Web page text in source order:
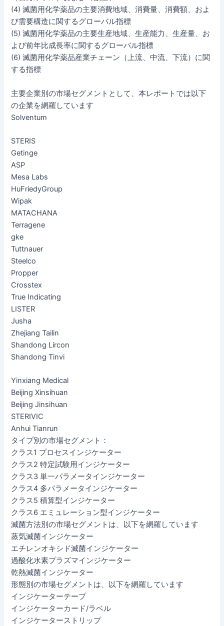
(4) 滅菌用化学薬品の主要消費地域、消費量、消費額、およ
び需要構造に関するグローバル指標
(5) 滅菌用化学薬品の主要生産地域、生産能力、生産量、お
よび前年比成長率に関するグローバル指標
(6) 滅菌用化学薬品産業チェーン（上流、中流、下流）に関
する指標
主要企業別の市場セグメントとして、本レポートでは以下
の企業を網羅しています
Solventum
STERIS
Getinge
ASP
Mesa Labs
HuFriedyGroup
Wipak
MATACHANA
Terragene
gke
Tuttnauer
Steelco
Propper
Crosstex
True Indicating
LISTER
Jusha
Zhejiang Tailin
Shandong Lircon
Shandong Tinvi
Yinxiang Medical
Beijing Xinsihuan
Beijing Jinsihuan
STERIVIC
Anhui Tianrun
タイプ別の市場セグメント：
クラス1 プロセスインジケーター
クラス2 特定試験用インジケーター
クラス3 単一パラメータインジケーター
クラス4 多パラメータインジケーター
クラス5 積算型インジケーター
クラス6 エミュレーション型インジケーター
滅菌方法別の市場セグメントは、以下を網羅しています
蒸気滅菌インジケーター
エチレンオキシド滅菌インジケーター
過酸化水素プラズマインジケーター
乾熱滅菌インジケーター
形態別の市場セグメントは、以下を網羅しています
インジケーターテープ
インジケーターカード/ラベル
インジケーターストリップ